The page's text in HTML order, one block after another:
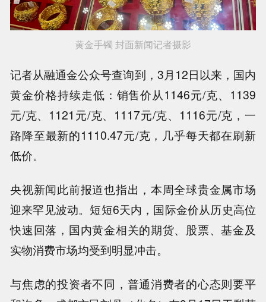
黄金手镯 封面新闻记者摄影
记者从融通金公众号查询到，3月12日以来，国内
黄金价格持续走低：销售价从1146元/克、1139
元/克、1121元/克、1117元/克、1116元/克，一
路降至最新的1110.47元/克，几乎每天都在刷新
低价。
央视新闻此前报道也指出，本周全球贵金属市场
迎来罕见波动。短短6天内，国际金价从历史高位
快速回落，国内黄金相关的期货、股票、基金及
实物消费市场均受到明显冲击。
与焦虑的投资者不同，普通消费者的心态则要平